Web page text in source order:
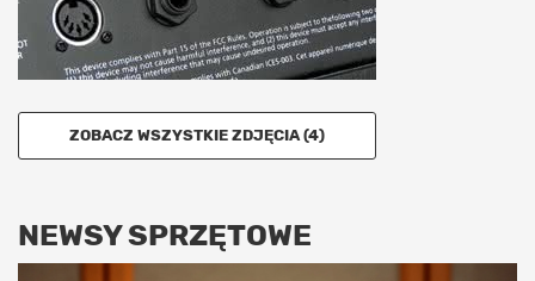
ZOBACZ WSZYSTKIE ZDJĘCIA (4)
NEWSY SPRZĘTOWE